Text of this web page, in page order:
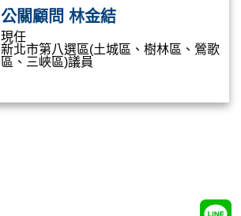
公關顧問 林金結
現任
新北市第八選區(土城區、樹林區、鶯歌
區、三峽區)議員